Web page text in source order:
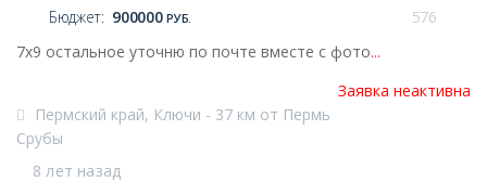
Бюджет: 900000РУБ.
576
7х9 остальное уточню по почте вместе с фото...
Заявка неактивна
8 лет назад
Пермский край, Ключи - 37 км от Пермь
Срубы